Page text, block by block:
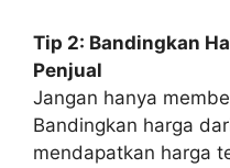
Tip 2: Bandingkan
Penjual
Jangan hanya
Bandingkan harga
mendapatkan harga